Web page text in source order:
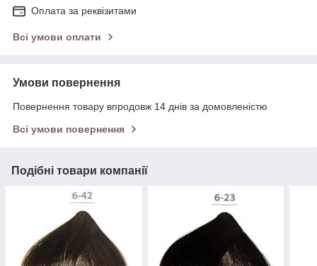
Оплата за реквізитами
Всі умови оплати
Умови повернення
Повернення товару впродовж 14 днів за домовленістю
Всі умови повернення
Подібні товари компанії